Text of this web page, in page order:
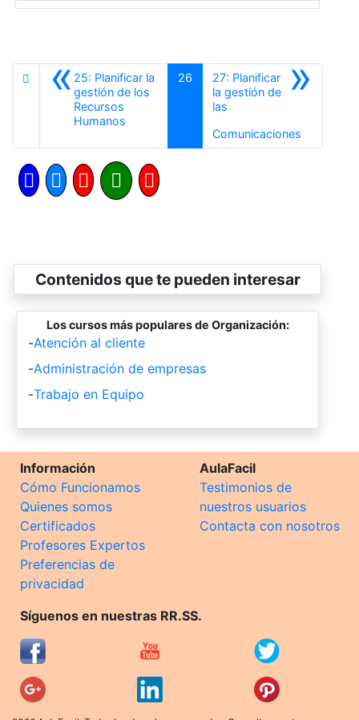
«25: Planificar la
gestión de los
Recursos
Humanos
26 »
27: Planificar
la gestión de
las
ComunicacionesSiguiente
Contenidos que te pueden interesar
Los cursos más populares de Organización:
-Atención al cliente
-Administración de empresas
-Trabajo en Equipo
Información
Cómo Funcionamos
Quienes somos
Certificados
Profesores Expertos
Preferencias de
privacidad
AulaFacil
Testimonios de
nuestros usuarios
Contacta con nosotros
Síguenos en nuestras RR.SS.